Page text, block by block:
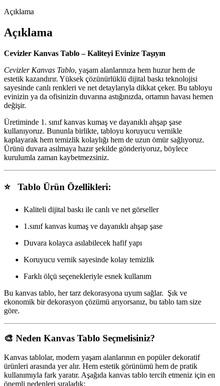
Açıklama
Açıklama
Cevizler Kanvas Tablo – Kaliteyi Evinize Taşıyın
Cevizler Kanvas Tablo, yaşam alanlarınıza hem huzur hem de
estetik kazandırır. Yüksek çözünürlüklü dijital baskı teknolojisi
sayesinde canlı renkleri ve net detaylarıyla dikkat çeker. Bu tabloyu
evinizin ya da ofisinizin duvarına astığınızda, ortamın havası hemen
değişir.
Üretiminde 1. sınıf kanvas kumaş ve dayanıklı ahşap şase
kullanıyoruz. Bununla birlikte, tabloyu koruyucu vernikle
kaplayarak hem temizlik kolaylığı hem de uzun ömür sağlıyoruz.
Ürünü duvara asılmaya hazır şekilde gönderiyoruz, böylece
kurulumla zaman kaybetmezsiniz.
⭐ Tablo Ürün Özellikleri:
Kaliteli dijital baskı ile canlı ve net görseller
1.sınıf kanvas kumaş ve dayanıklı ahşap şase
Duvara kolayca asılabilecek hafif yapı
Koruyucu vernik sayesinde kolay temizlik
Farklı ölçü seçenekleriyle esnek kullanım
Bu kanvas tablo, her tarz dekorasyona uyum sağlar. Şık ve
ekonomik bir dekorasyon çözümü arıyorsanız, bu tablo tam size
göre.
🎨 Neden Kanvas Tablo Seçmelisiniz?
Kanvas tablolar, modern yaşam alanlarının en popüler dekoratif
ürünleri arasında yer alır. Hem estetik görünümü hem de pratik
kullanımıyla fark yaratır. Aşağıda kanvas tablo tercih etmeniz için en
önemli nedenleri sıraladık: